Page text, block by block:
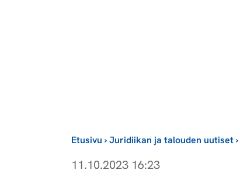
Etusivu ›Juridiikan ja talouden uutiset›
11.10.2023 16:23